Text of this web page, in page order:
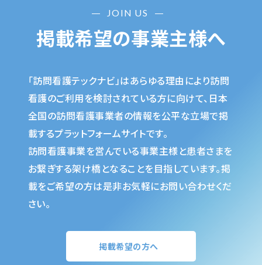
JOIN US
掲載希望の事業主様へ
「訪問看護テックナビ」はあらゆる理由により訪問
看護のご利用を検討されている方に向けて、日本
全国の訪問看護事業者の情報を公平な立場で掲
載するプラットフォームサイトです。
訪問看護事業を営んでいる事業主様と患者さまを
お繋ぎする架け橋となることを目指しています。掲
載をご希望の方は是非お気軽にお問い合わせくだ
さい。
掲載希望の方へ